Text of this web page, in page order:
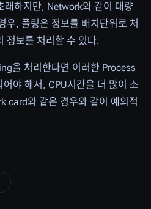
래하지만, Network와 같이 대량
우, 폴링은 정보를 배치단위로 처
정보를 처리할 수 있다.
을 처리한다면 이러한 Process
야 해서, CPU시간을 더 많이 소
card와 같은 경우와 같이 예외적